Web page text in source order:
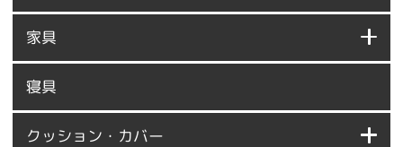
家具
寝具
クッション・カバー